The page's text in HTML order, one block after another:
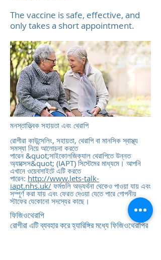
The vaccine is safe, effective, and
only takes a short appointment.
মনস্তাত্ত্বিক সহায়তা এবং থেরাপি​
রোগীরা কাউন্সেলিং, সহায়তা, থেরাপি বা মানসিক স্বাস্থ্য
সমস্যা নিয়ে আলোচনা করতে
পারেন &quot;সাইকোলজিক্যাল থেরাপিতে উন্নত
অ্যাক্সেস&quot; (IAPT) সিস্টেমের মাধ্যমে। আপনি
এখানে ওয়েবসাইটে এটি করতে
পারেন: http://www.lets-talk-
iapt.nhs.uk/ ফর্মগুলি অভ্যর্থনা থেকেও পাওয়া যায় এবং
সম্পূর্ণ করা যায় এবং ফেরত দেওয়া যেতে পারে গোপনীয়
স্টাফের যেকোনো সদস্যের কাছে।
ফিজিওথেরাপি
রোগীরা এটি ব্যবহার করে হ্যারিঙ্গির মধ্যে ফিজিওথেরাপির